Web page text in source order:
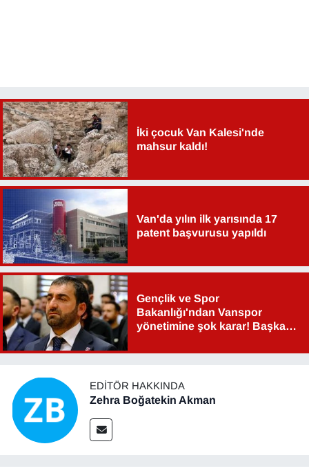
İki çocuk Van Kalesi'nde
mahsur kaldı!
Van'da yılın ilk yarısında 17
patent başvurusu yapıldı
Gençlik ve Spor
Bakanlığı'ndan Vanspor
yönetimine şok karar! Başkan
EDITÖR HAKKINDA
Zehra Boğatekin Akman